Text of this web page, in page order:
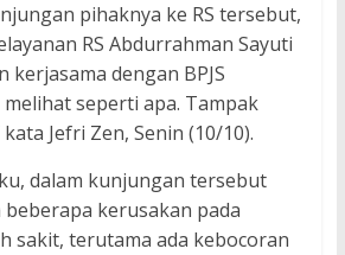
pihaknya ke RS tersebut,
RS Abdurrahman Sayuti
kerjasama dengan BPJS
melihat seperti apa. Tampak
Jefri Zen, Senin (10/10).
dalam kunjungan tersebut
kerusakan pada
sakit, terutama ada kebocoran